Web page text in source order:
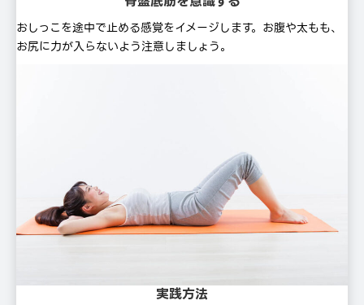
おしっこを途中で⽌める感覚をイメージします。お腹や太もも、
お尻に⼒が⼊らないよう注意しましょう。
実践方法